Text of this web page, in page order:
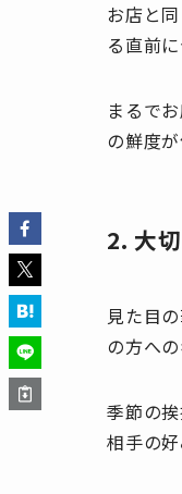
お店と
る直前
まるで
の鮮度
2. 大
見た目
の方へ
季節の
相手の